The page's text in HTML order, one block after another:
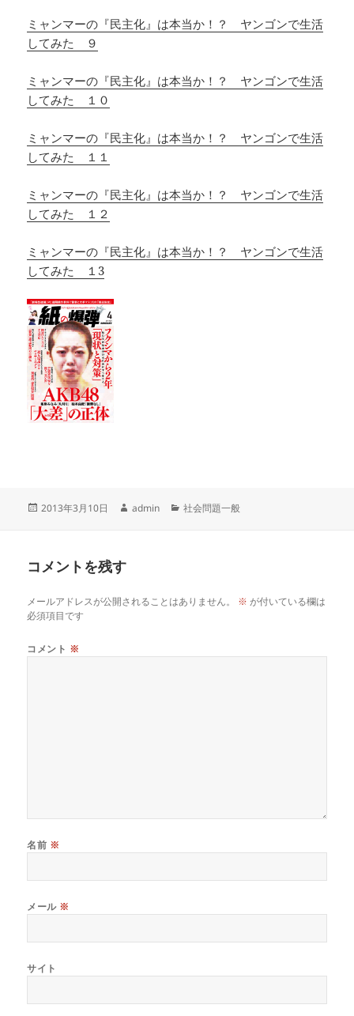
ミャンマーの『民主化』は本当か！？ ヤンゴンで生活
してみた ９
ミャンマーの『民主化』は本当か！？ ヤンゴンで生活
してみた １０
ミャンマーの『民主化』は本当か！？ ヤンゴンで生活
してみた １１
ミャンマーの『民主化』は本当か！？ ヤンゴンで生活
してみた １２
ミャンマーの『民主化』は本当か！？ ヤンゴンで生活
してみた １3
投
2013年3月10日
作
admin
カ
社会問題一般
コメントを残す
メールアドレスが公開されることはありません。 ※ が付いている欄は
必須項目です
コメント ※
名前 ※
メール ※
サイト